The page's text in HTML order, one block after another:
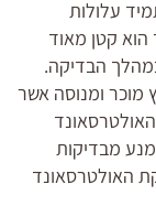
עלולות
הוא קטן מאוד
הבדיקה.
מוכר ומנוסה אשר
מבדיקות
האולטרסאונד